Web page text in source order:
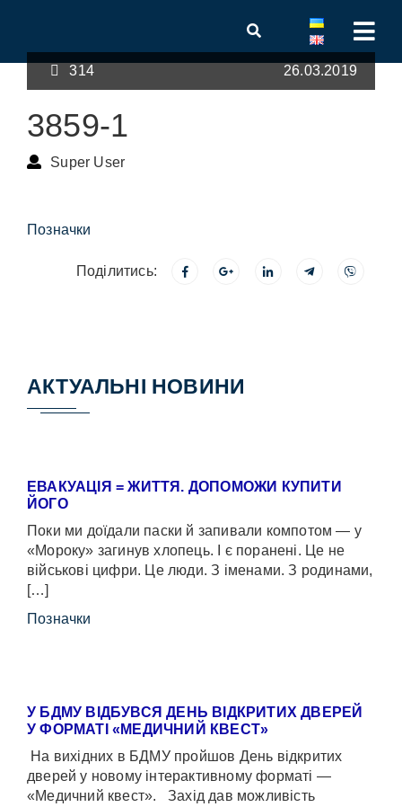
314 26.03.2019
3859-1
Super User
Позначки
Поділитись:
АКТУАЛЬНІ НОВИНИ
ЕВАКУАЦІЯ = ЖИТТЯ. ДОПОМОЖИ КУПИТИ
ЙОГО
Поки ми доїдали паски й запивали компотом — у
«Мороку» загинув хлопець. І є поранені. Це не
військові цифри. Це люди. З іменами. З родинами,
[…]
Позначки
У БДМУ ВІДБУВСЯ ДЕНЬ ВІДКРИТИХ ДВЕРЕЙ
У ФОРМАТІ «МЕДИЧНИЙ КВЕСТ»
На вихідних в БДМУ пройшов День відкритих
дверей у новому інтерактивному форматі —
«Медичний квест». Захід дав можливість